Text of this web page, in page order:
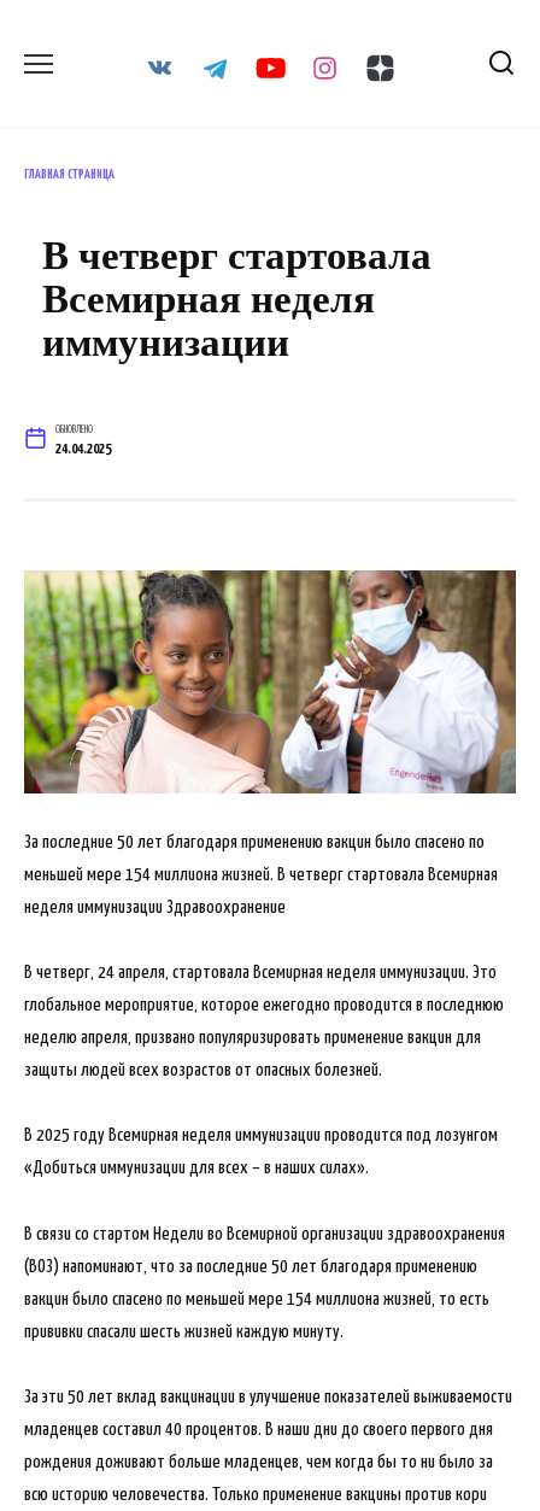
содержанию
ГЛАВНАЯ СТРАНИЦА
В четверг стартовала
Всемирная неделя
иммунизации
ОБНОВЛЕНО
24.04.2025
За последние 50 лет благодаря применению вакцин было спасено по
меньшей мере 154 миллиона жизней. В четверг стартовала Всемирная
неделя иммунизации Здравоохранение
В четверг, 24 апреля, стартовала Всемирная неделя иммунизации. Это
глобальное мероприятие, которое ежегодно проводится в последнюю
неделю апреля, призвано популяризировать применение вакцин для
защиты людей всех возрастов от опасных болезней.
В 2025 году Всемирная неделя иммунизации проводится под лозунгом
«Добиться иммунизации для всех – в наших силах».
В связи со стартом Недели во Всемирной организации здравоохранения
(ВОЗ) напоминают, что за последние 50 лет благодаря применению
вакцин было спасено по меньшей мере 154 миллиона жизней, то есть
прививки спасали шесть жизней каждую минуту.
За эти 50 лет вклад вакцинации в улучшение показателей выживаемости
младенцев составил 40 процентов. В наши дни до своего первого дня
рождения доживают больше младенцев, чем когда бы то ни было за
всю историю человечества. Только применение вакцины против кори